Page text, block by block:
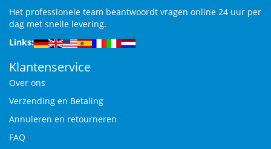
Het professionele team beantwoordt vragen online 24 uur per
dag met snelle levering.
Links:
Klantenservice
Over ons
Verzending en Betaling
Annuleren en retourneren
FAQ